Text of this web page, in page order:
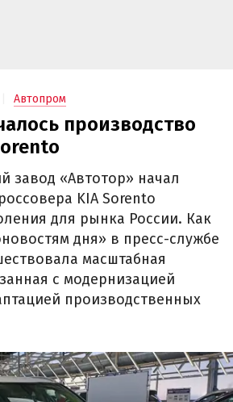
Автопром
производство
завод «Автотор» начал
KIA Sorento
для рынка России. Как
дня» в пресс-службе
масштабная
с модернизацией
производственных